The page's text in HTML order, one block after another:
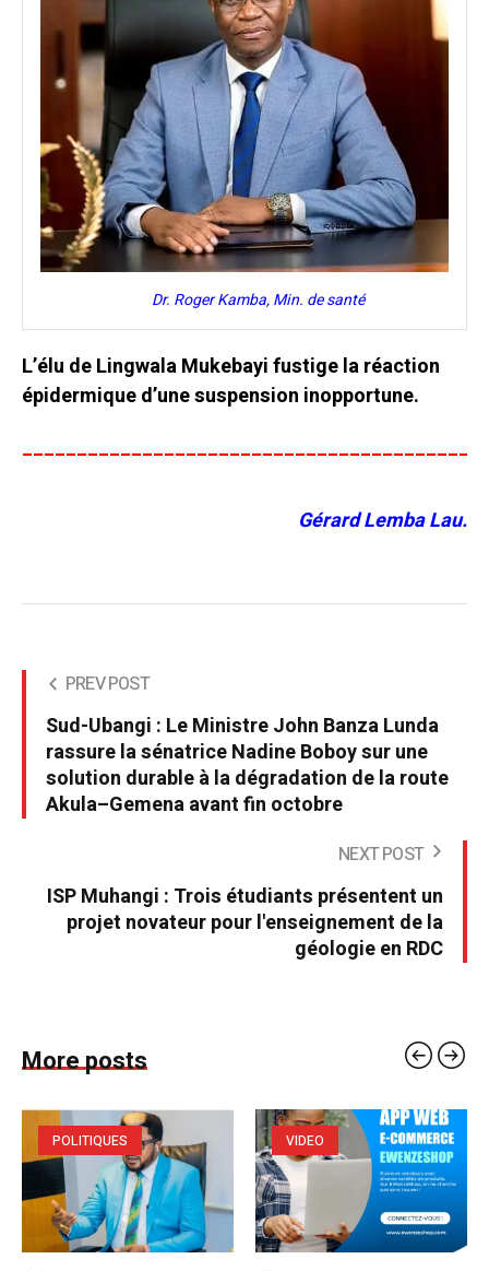
Dr. Roger Kamba, Min. de santé
L’élu de Lingwala Mukebayi fustige la réaction
épidermique d’une suspension inopportune.
Gérard Lemba Lau.
PREV POST
Sud-Ubangi : Le Ministre John Banza Lunda
rassure la sénatrice Nadine Boboy sur une
solution durable à la dégradation de la route
Akula–Gemena avant fin octobre
NEXT POST
ISP Muhangi : Trois étudiants présentent un
projet novateur pour l'enseignement de la
géologie en RDC
More posts
POLITIQUES VIDEO